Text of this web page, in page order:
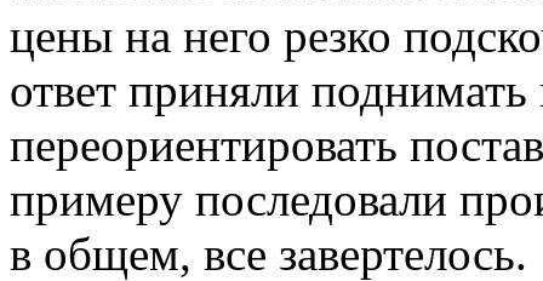
цены на него резко
ответ приняли
переориентировать
примеру последовали
в общем, все завертелось.